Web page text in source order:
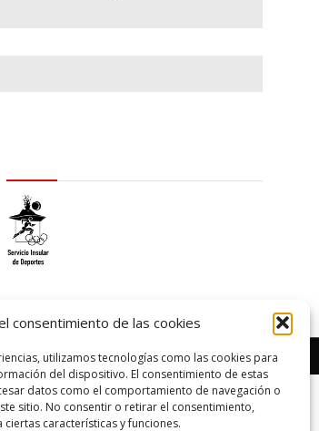
consentimiento de las cookies
utilizamos tecnologías como las cookies para
del dispositivo. El consentimiento de estas
datos como el comportamiento de navegación o
sitio. No consentir o retirar el consentimiento,
características y funciones.
Diseño web porSolucionetyCibernatural